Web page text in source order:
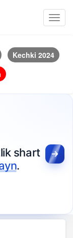
Kechki 2024
shart
.